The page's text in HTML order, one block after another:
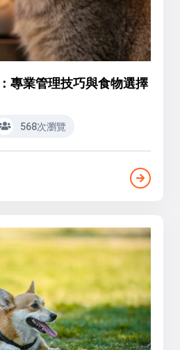
專業管理技巧與食物選擇
568次瀏覽